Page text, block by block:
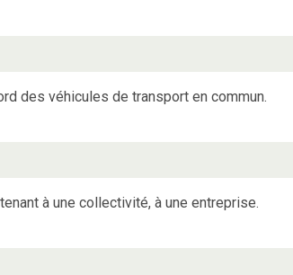
des véhicules de transport en commun.
à une collectivité, à une entreprise.